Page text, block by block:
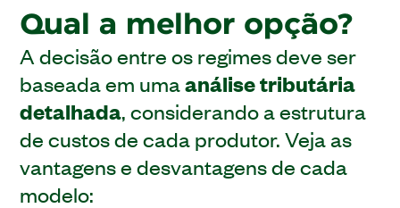
Qual a melhor opção?
A decisão entre os regimes deve ser
baseada em umaanálise tributária
detalhada, considerando a estrutura
de custos de cada produtor. Veja as
vantagens e desvantagens de cada
modelo: